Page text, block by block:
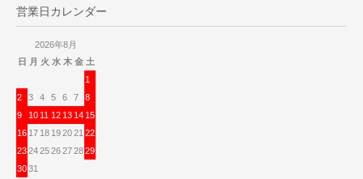
営業日カレンダー
2026年8月
日 月 火 水 木 金 土
1
2
3 4 5 6 7
8
9
10 11 12 13 14 15
16 17 18 192021 22
23242526272829
3031